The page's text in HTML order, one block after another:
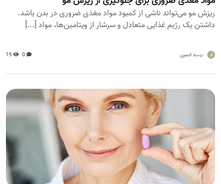
ریزش مو می‌تواند ناشی از کمبود مواد مغذی ضروری در بدن باشد.
داشتن یک رژیم غذایی متعادل و سرشار از ویتامین‌ها، مواد [...]
a توسط ادمین 0
19